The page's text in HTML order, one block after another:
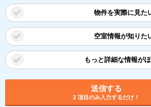
物件を実際に見た
空室情報が知りた
もっと詳細な情報が
送信する
2 項目のみ入力するだけ！